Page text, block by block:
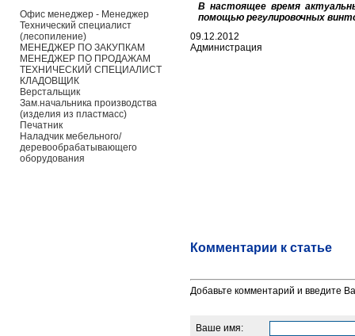
Офис менеджер - Менеджер
Технический специалист
(лесопиление)
МЕНЕДЖЕР ПО ЗАКУПКАМ
МЕНЕДЖЕР ПО ПРОДАЖАМ
ТЕХНИЧЕСКИЙ СПЕЦИАЛИСТ
КЛАДОВЩИК
Верстальщик
Зам.начальника производства
(изделия из пластмасс)
Печатник
Наладчик мебельного/
деревообрабатывающего
оборудования
В настоящее время
помощью регулировочных
09.12.2012
Администрация
Комментарии к статье
Добавьте комментарий и введите
Ваше имя: